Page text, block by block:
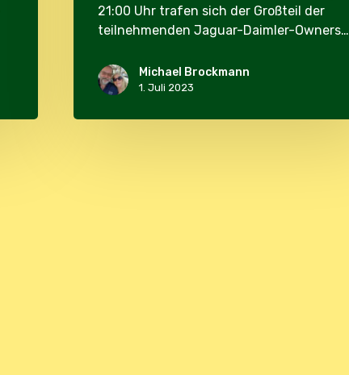
21:00 Uhr trafen sich der Großteil der
teilnehmenden Jaguar-Daimler-Owners…
Michael Brockmann
1. Juli 2023